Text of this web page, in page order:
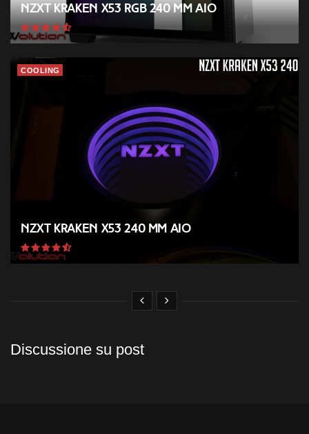
NZXT Kraken X53 RGB 240 mm AIO
COOLING
NZXT Kraken X53 240 mm AIO
Discussione su post